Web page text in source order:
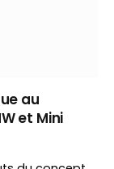
au
et Mini